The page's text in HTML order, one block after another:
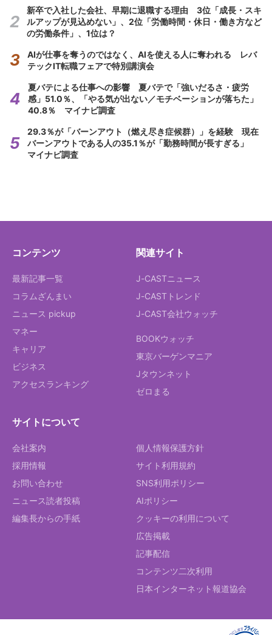
新卒で入社した会社、早期に退職する理由 3位「成長・スキ
ルアップが見込めない」、2位「労働時間・休日・働き方など
の労働条件」、1位は？
AIが仕事を奪うのではなく、AIを使える人に奪われる レバ
テックIT転職フェアで特別講演会
夏バテによる仕事への影響 夏バテで「強いだるさ・疲労
感」51.0％、「やる気が出ない／モチベーションが落ちた」
40.8％ マイナビ調査
29.3％が「バーンアウト（燃え尽き症候群）」を経験 現在
バーンアウトである人の35.1％が「勤務時間が長すぎる」
マイナビ調査
コンテンツ
最新記事一覧
コラムざんまい
ニュース pickup
マネー
キャリア
ビジネス
アクセスランキング
関連サイト
J-CASTニュース
J-CASTトレンド
J-CAST会社ウォッチ
BOOKウォッチ
東京バーゲンマニア
Jタウンネット
ゼロまる
サイトについて
会社案内
採用情報
お問い合わせ
ニュース読者投稿
編集長からの手紙
個人情報保護方針
サイト利用規約
SNS利用ポリシー
AIポリシー
クッキーの利用について
広告掲載
記事配信
コンテンツ二次利用
日本インターネット報道協会